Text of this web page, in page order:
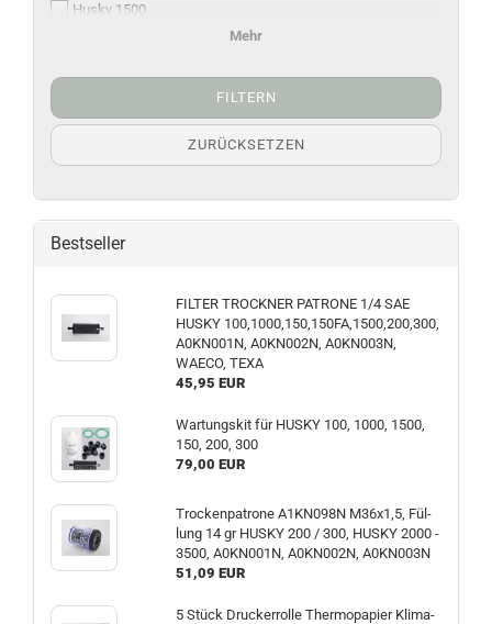
Husky 1500
FILTERN
ZURÜCKSETZEN
Bestseller
FIL­TER TROCK­NER PA­TRO­NE 1/4 SAE
HUSKY 100,1000,150,150FA,1500,200,300,
A0KN001N, A0KN002N, A0KN003N,
WAECO, TEXA
45,95 EUR
War­tungs­kit für HUSKY 100, 1000, 1500,
150, 200, 300
79,00 EUR
Tro­cken­pa­tro­ne A1KN098N M36x1,5, Fül­
lung 14 gr HUSKY 200 / 300, HUSKY 2000 -
3500, A0KN001N, A0KN002N, A0KN003N
51,09 EUR
5 Stück Dru­cker­rol­le Ther­mo­pa­pier Kli­ma­